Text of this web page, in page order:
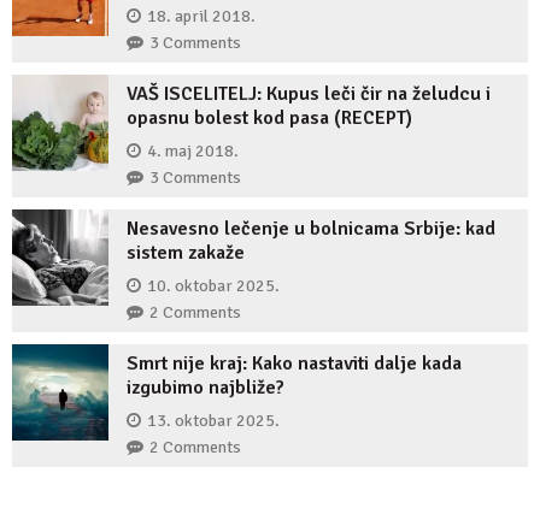
18. april 2018.
3 Comments
VAŠ ISCELITELJ: Kupus leči čir na želudcu i
opasnu bolest kod pasa (RECEPT)
4. maj 2018.
3 Comments
Nesavesno lečenje u bolnicama Srbije: kad
sistem zakaže
10. oktobar 2025.
2 Comments
Smrt nije kraj: Kako nastaviti dalje kada
izgubimo najbliže?
13. oktobar 2025.
2 Comments